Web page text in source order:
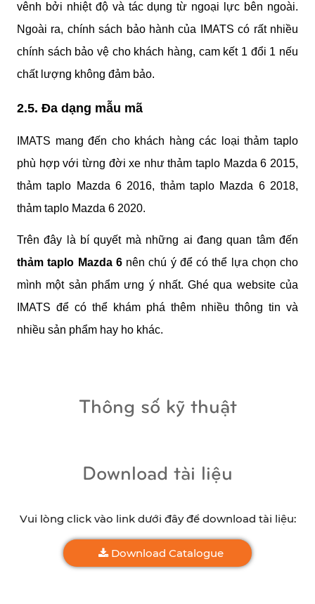
vênh bởi nhiệt độ và tác dụng từ ngoại lực bên ngoài.
Ngoài ra, chính sách bảo hành của IMATS có rất nhiều
chính sách bảo vệ cho khách hàng, cam kết 1 đổi 1 nếu
chất lượng không đảm bảo.
2.5. Đa dạng mẫu mã
IMATS mang đến cho khách hàng các loại thảm taplo
phù hợp với từng đời xe như thảm taplo Mazda 6 2015,
thảm taplo Mazda 6 2016, thảm taplo Mazda 6 2018,
thảm taplo Mazda 6 2020.
Trên đây là bí quyết mà những ai đang quan tâm đến
thảm taplo Mazda 6 nên chú ý để có thể lựa chọn cho
mình một sản phẩm ưng ý nhất. Ghé qua website của
IMATS để có thể khám phá thêm nhiều thông tin và
nhiều sản phẩm hay ho khác.
Thông số kỹ thuật
Download tài liệu
Vui lòng click vào link dưới đây để download tài liệu:
Download Catalogue